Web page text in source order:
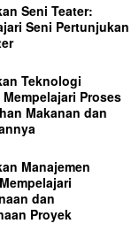
Seni Teater:
Seni Pertunjukan
Teknologi
Proses
Makanan dan
Manajemen
dan
Proyek